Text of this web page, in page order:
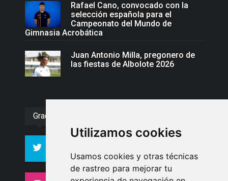
Utilizamos cookies
Usamos cookies y otras técnicas
de rastreo para mejorar tu
Rafael Cano, convocado con la
selección española para el
Campeonato del Mundo de
Gimnasia Acrobática
Juan Antonio Milla, pregonero de
las fiestas de Albolote 2026
Gracias :)
Seguidores
Seguidores